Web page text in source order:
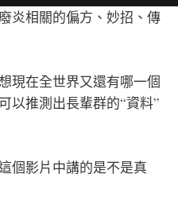
炎相關的偏方、妙招、傳
現在全世界又還有哪一個
以推測出長輩群的“資料”
個影片中講的是不是真